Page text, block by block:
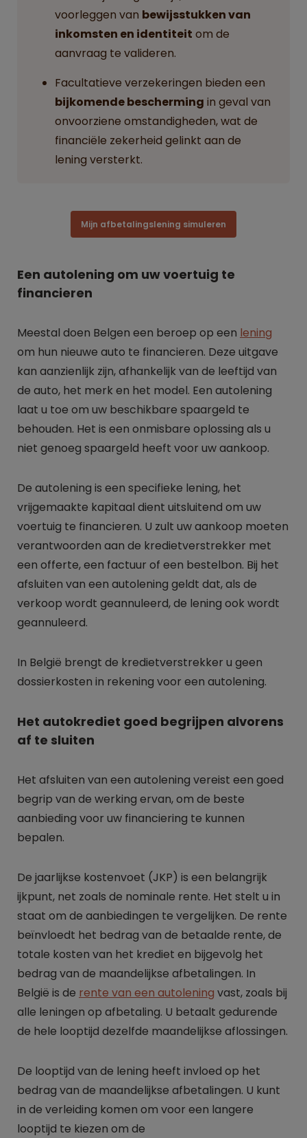
voorleggen van bewijsstukken van
inkomsten en identiteit om de
aanvraag te valideren.
Facultatieve verzekeringen bieden een
bijkomende bescherming in geval van
onvoorziene omstandigheden, wat de
financiële zekerheid gelinkt aan de
lening versterkt.
Mijn afbetalingslening simuleren
Een autolening om uw voertuig te
financieren
Meestal doen Belgen een beroep op een lening
om hun nieuwe auto te financieren. Deze uitgave
kan aanzienlijk zijn, afhankelijk van de leeftijd van
de auto, het merk en het model. Een autolening
laat u toe om uw beschikbare spaargeld te
behouden. Het is een onmisbare oplossing als u
niet genoeg spaargeld heeft voor uw aankoop.
De autolening is een specifieke lening, het
vrijgemaakte kapitaal dient uitsluitend om uw
voertuig te financieren. U zult uw aankoop moeten
verantwoorden aan de kredietverstrekker met
een offerte, een factuur of een bestelbon. Bij het
afsluiten van een autolening geldt dat, als de
verkoop wordt geannuleerd, de lening ook wordt
geannuleerd.
In België brengt de kredietverstrekker u geen
dossierkosten in rekening voor een autolening.
Het autokrediet goed begrijpen alvorens
af te sluiten
Het afsluiten van een autolening vereist een goed
begrip van de werking ervan, om de beste
aanbieding voor uw financiering te kunnen
bepalen.
De jaarlijkse kostenvoet (JKP) is een belangrijk
ijkpunt, net zoals de nominale rente. Het stelt u in
staat om de aanbiedingen te vergelijken. De rente
beïnvloedt het bedrag van de betaalde rente, de
totale kosten van het krediet en bijgevolg het
bedrag van de maandelijkse afbetalingen. In
België is de rente van een autolening vast, zoals bij
alle leningen op afbetaling. U betaalt gedurende
de hele looptijd dezelfde maandelijkse aflossingen.
De looptijd van de lening heeft invloed op het
bedrag van de maandelijkse afbetalingen. U kunt
in de verleiding komen om voor een langere
looptijd te kiezen om de